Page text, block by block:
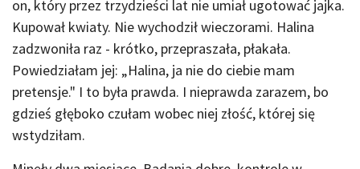
on, który przez trzydzieści lat nie umiał ugotować jajka.
Kupował kwiaty. Nie wychodził wieczorami. Halina
zadzwoniła raz - krótko, przepraszała, płakała.
Powiedziałam jej: „Halina, ja nie do ciebie mam
pretensje." I to była prawda. I nieprawda zarazem, bo
gdzieś głęboko czułam wobec niej złość, której się
wstydziłam.